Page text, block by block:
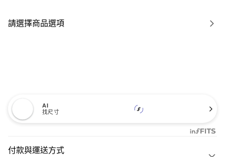
請選擇商品選項
AI
找尺寸
付款與運送方式